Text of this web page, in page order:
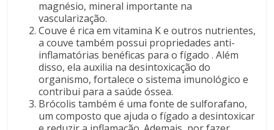
magnésio, mineral importante na
vascularização.
Couve é rica em vitamina K e outros nutrientes,
a couve também possui propriedades anti-
inflamatórias benéficas para o fígado . Além
disso, ela auxilia na desintoxicação do
organismo, fortalece o sistema imunológico e
contribui para a saúde óssea.
Brócolis também é uma fonte de sulforafano,
um composto que ajuda o fígado a desintoxicar